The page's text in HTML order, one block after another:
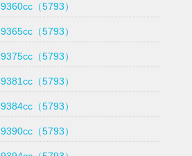
9360cc（5793）
9365cc（5793）
9375cc（5793）
9381cc（5793）
9384cc（5793）
9390cc（5793）